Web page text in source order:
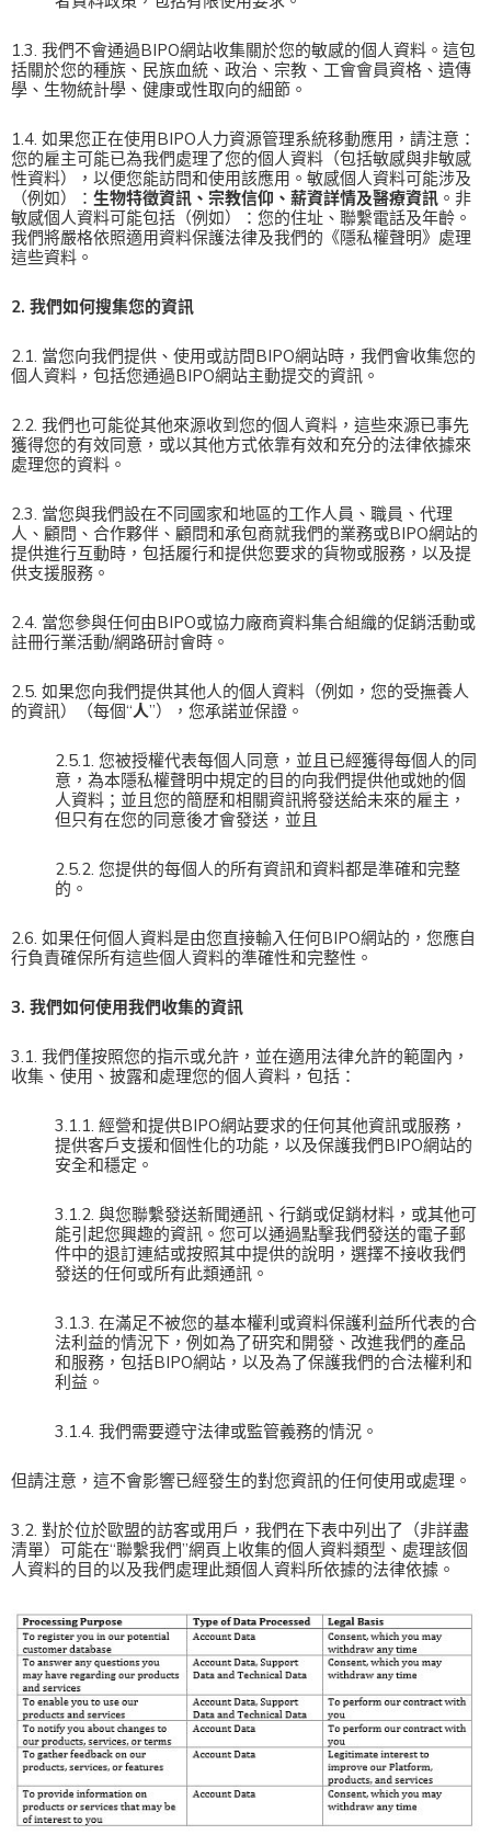
1.3. 我們不會通過BIPO網站收集關於您的敏感的個人資料。這包
括關於您的種族、民族血統、政治、宗教、工會會員資格、遺傳
學、生物統計學、健康或性取向的細節。
1.4. 如果您正在使用BIPO人力資源管理系統移動應用，請注意：
您的雇主可能已為我們處理了您的個人資料（包括敏感與非敏感
性資料），以便您能訪問和使用該應用。敏感個人資料可能涉及
（例如）： 生物特徵資訊、宗教信仰、薪資詳情及醫療資訊 。非
敏感個人資料可能包括（例如）：您的住址、聯繫電話及年齡。
我們將嚴格依照適用資料保護法律及我們的《隱私權聲明》處理
這些資料。
2. 我們如何搜集您的資訊
2.1. 當您向我們提供、使用或訪問BIPO網站時，我們會收集您的
個人資料，包括您通過BIPO網站主動提交的資訊。
2.2. 我們也可能從其他來源收到您的個人資料，這些來源已事先
獲得您的有效同意，或以其他方式依靠有效和充分的法律依據來
處理您的資料。
2.3. 當您與我們設在不同國家和地區的工作人員、職員、代理
人、顧問、合作夥伴、顧問和承包商就我們的業務或BIPO網站的
提供進行互動時，包括履行和提供您要求的貨物或服務，以及提
供支援服務。
2.4. 當您參與任何由BIPO或協力廠商資料集合組織的促銷活動或
註冊行業活動/網路研討會時。
2.5. 如果您向我們提供其他人的個人資料（例如，您的受撫養人
的資訊）（每個“人”），您承諾並保證。
2.5.1. 您被授權代表每個人同意，並且已經獲得每個人的同
意，為本隱私權聲明中規定的目的向我們提供他或她的個
人資料；並且您的簡歷和相關資訊將發送給未來的雇主，
但只有在您的同意後才會發送，並且
2.5.2. 您提供的每個人的所有資訊和資料都是準確和完整
的。
2.6. 如果任何個人資料是由您直接輸入任何BIPO網站的，您應自
行負責確保所有這些個人資料的準確性和完整性。
3. 我們如何使用我們收集的資訊
3.1. 我們僅按照您的指示或允許，並在適用法律允許的範圍內，
收集、使用、披露和處理您的個人資料，包括：
3.1.1. 經營和提供BIPO網站要求的任何其他資訊或服務，
提供客戶支援和個性化的功能，以及保護我們BIPO網站的
安全和穩定。
3.1.2. 與您聯繫發送新聞通訊、行銷或促銷材料，或其他可
能引起您興趣的資訊。您可以通過點擊我們發送的電子郵
件中的退訂連結或按照其中提供的說明，選擇不接收我們
發送的任何或所有此類通訊。
3.1.3. 在滿足不被您的基本權利或資料保護利益所代表的合
法利益的情況下，例如為了研究和開發、改進我們的產品
和服務，包括BIPO網站，以及為了保護我們的合法權利和
利益。
3.1.4. 我們需要遵守法律或監管義務的情況。
但請注意，這不會影響已經發生的對您資訊的任何使用或處理。
3.2. 對於位於歐盟的訪客或用戶，我們在下表中列出了（非詳盡
清單）可能在“聯繫我們”網頁上收集的個人資料類型、處理該個
人資料的目的以及我們處理此類個人資料所依據的法律依據。